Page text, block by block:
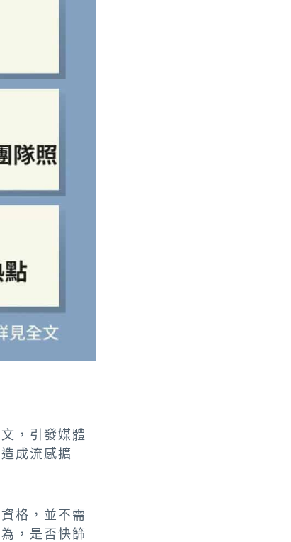
，引發媒體
成流感擴
格，並不需
，是否快篩